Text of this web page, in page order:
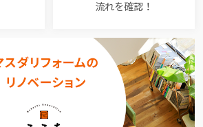
流れを確認！